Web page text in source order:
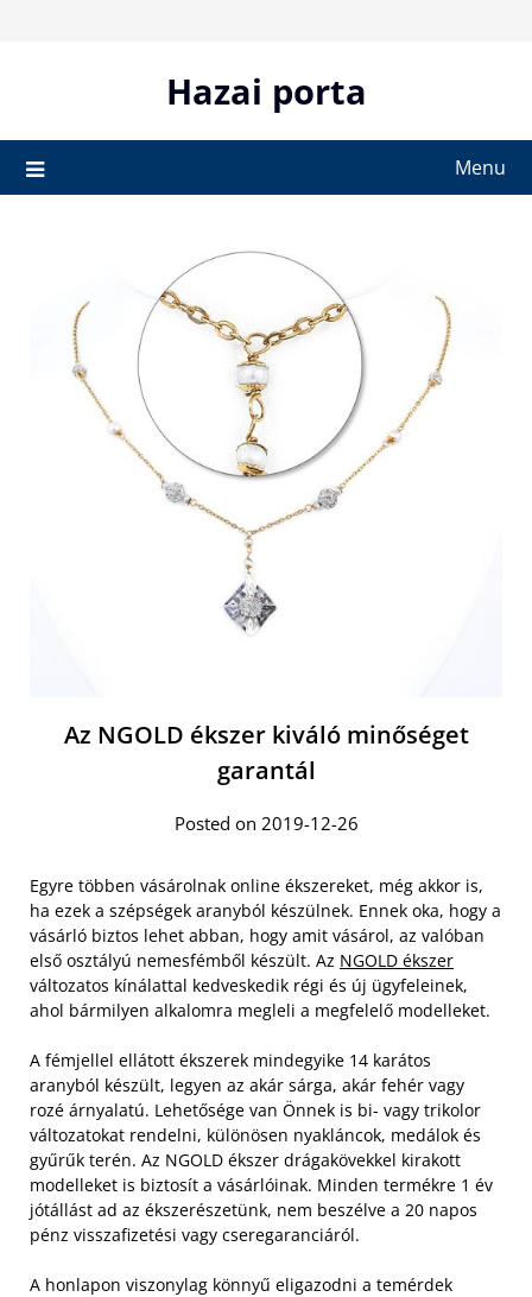
Hazai porta
Menu
Az NGOLD ékszer kiváló minőséget
garantál
Posted on 2019-12-26
Egyre többen vásárolnak online ékszereket, még akkor is,
ha ezek a szépségek aranyból készülnek. Ennek oka, hogy a
vásárló biztos lehet abban, hogy amit vásárol, az valóban
első osztályú nemesfémből készült. Az NGOLD ékszer
változatos kínálattal kedveskedik régi és új ügyfeleinek,
ahol bármilyen alkalomra megleli a megfelelő modelleket.
A fémjellel ellátott ékszerek mindegyike 14 karátos
aranyból készült, legyen az akár sárga, akár fehér vagy
rozé árnyalatú. Lehetősége van Önnek is bi- vagy trikolor
változatokat rendelni, különösen nyakláncok, medálok és
gyűrűk terén. Az NGOLD ékszer drágakövekkel kirakott
modelleket is biztosít a vásárlóinak. Minden termékre 1 év
jótállást ad az ékszerészetünk, nem beszélve a 20 napos
pénz visszafizetési vagy cseregaranciáról.
A honlapon viszonylag könnyű eligazodni a temérdek